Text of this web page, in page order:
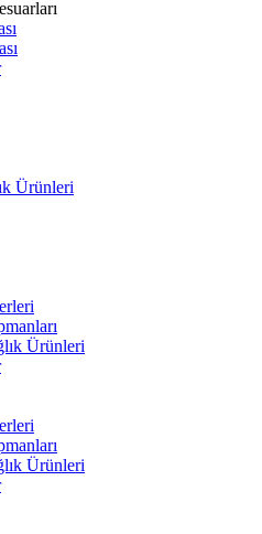
Ürünleri
Ürünleri
Ürünleri